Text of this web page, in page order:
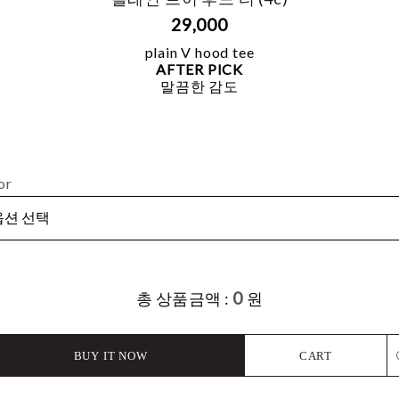
29,000
plain V hood tee
AFTER PICK
말끔한 감도
총 상품금액 : 0 원
BUY IT NOW CART